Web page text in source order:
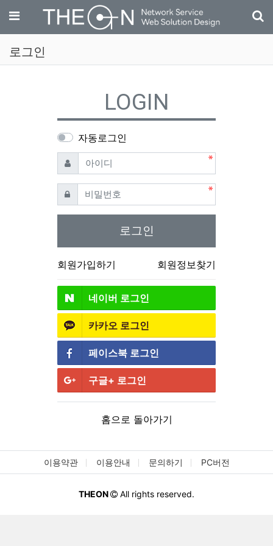
메뉴
로그인
LOGIN
자동로그인
아이디 필수
비밀번호필수
로그인
회원가입하기 회원정보찾기
네이버 로그인
카카오 로그인
페이스북 로그인
구글+ 로그인
홈으로 돌아가기
이용약관 이용안내 문의하기 PC버전
THEON All rights reserved.